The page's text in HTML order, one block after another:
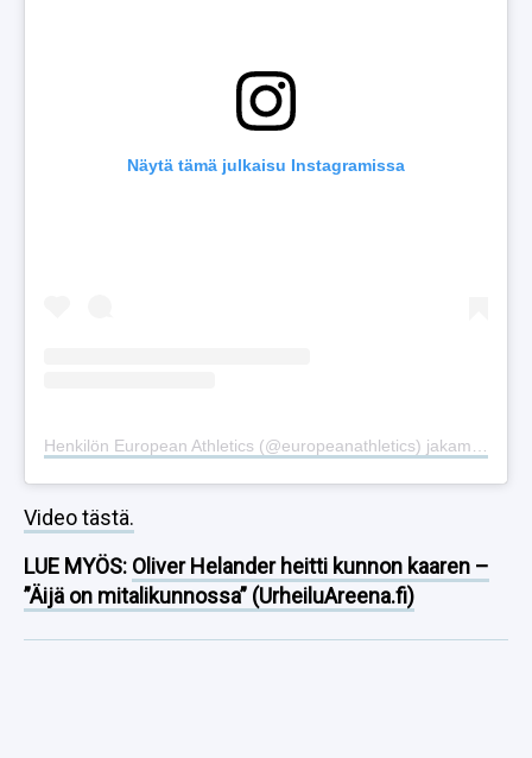
Näytä tämä julkaisu Instagramissa
Video tästä.
LUE MYÖS: Oliver Helander heitti kunnon kaaren –
”Äijä on mitalikunnossa” (UrheiluAreena.fi)